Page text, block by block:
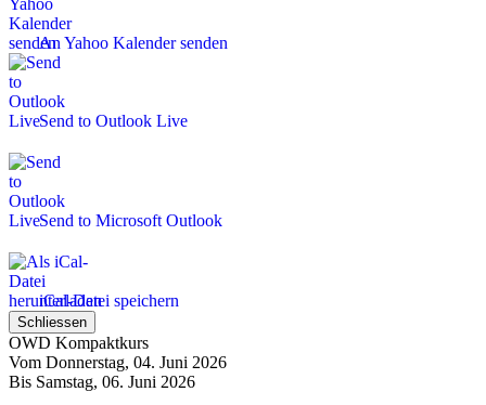
An Yahoo Kalender senden
Send to Outlook Live
Send to Microsoft Outlook
iCal-Datei speichern
Schliessen
OWD Kompaktkurs
Vom Donnerstag, 04. Juni 2026
Bis Samstag, 06. Juni 2026